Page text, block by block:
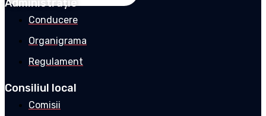
Administrație
Conducere
Organigrama
Regulament
Consiliul local
Comisii